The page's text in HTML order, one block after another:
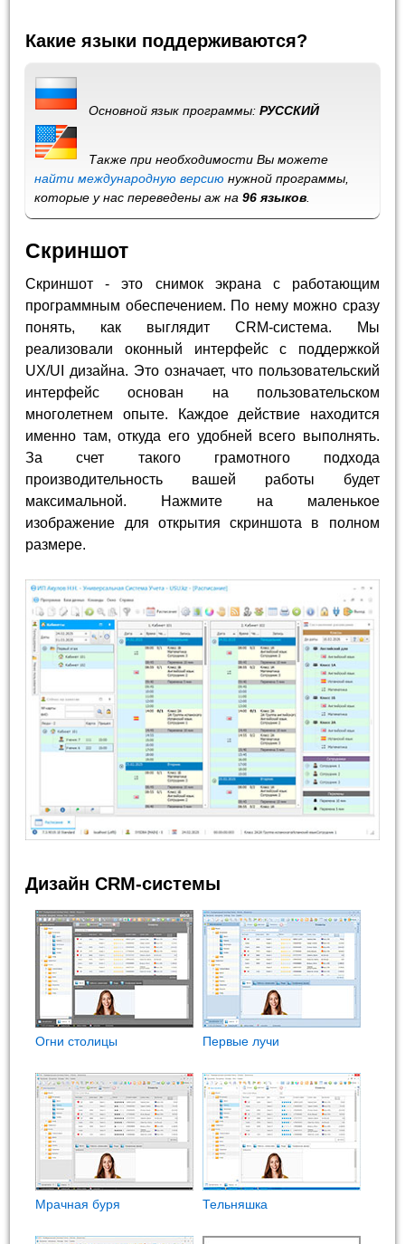
Какие языки поддерживаются?
Основной язык программы:РУССКИЙ
Также при необходимости Вы можете
найти международную версию нужной программы,
которые у нас переведены аж на96 языков
Скриншот
Скриншот - это снимок экрана с работающим
программным обеспечением. По нему можно сразу
понять, как выглядит CRM-система. Мы
реализовали оконный интерфейс с поддержкой
UX/UI дизайна. Это означает, что пользовательский
интерфейс основан на пользовательском
многолетнем опыте. Каждое действие находится
именно там, откуда его удобней всего выполнять.
За счет такого грамотного подхода
производительность вашей работы будет
максимальной. Нажмите на маленькое
изображение для открытия скриншота в полном
размере.
Дизайн CRM-системы
Огни столицы Первые лучи
Мрачная буря Тельняшка